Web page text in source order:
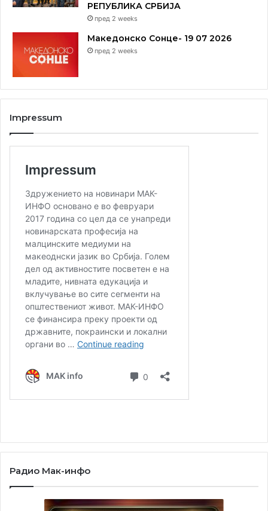
РЕПУБЛИКА СРБИЈА
пред 2 weeks
Македонско Сонце- 19 07 2026
пред 2 weeks
Impressum
Радио Мак-инфо